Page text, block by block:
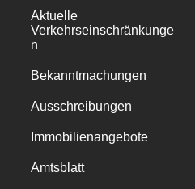
Aktuelle
Verkehrseinschränkunge
n
Bekanntmachungen
Ausschreibungen
Immobilienangebote
Amtsblatt